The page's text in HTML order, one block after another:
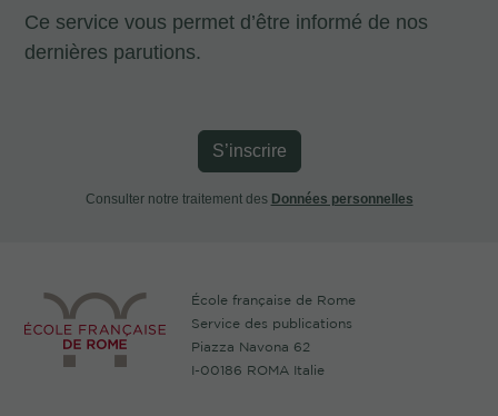
Ce service vous permet d’être informé de nos
dernières parutions.
S’inscrire
Consulter notre traitement des Données personnelles
École française de Rome
Service des publications
Piazza Navona 62
I-00186 ROMA Italie